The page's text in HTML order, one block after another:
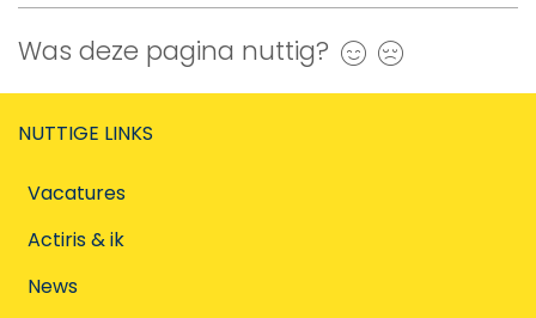
Was deze pagina nuttig? Ja
NUTTIGE LINKS
Vacatures
Actiris & ik
News